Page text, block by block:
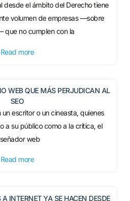
desde el ámbito del Derecho tiene
volumen de empresas —sobre
que no cumplen con la
Read more
WEB QUE MÁS PERJUDICAN AL
SEO
escritor o un cineasta, quienes
a su público como a la crítica, el
web
Read more
INTERNET YA SE HACEN DESDE